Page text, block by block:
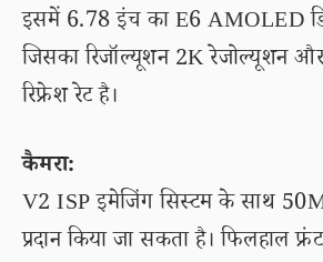
इसमें 6.78 इंच का E6 AMOLED
जिसका रिजॉल्यूशन 2K रेजोल्यूशन
रिफ्रेश रेट है।
कैमरा:
V2 ISP इमेजिंग सिस्टम के साथ
प्रदान किया जा सकता है। फिलहाल